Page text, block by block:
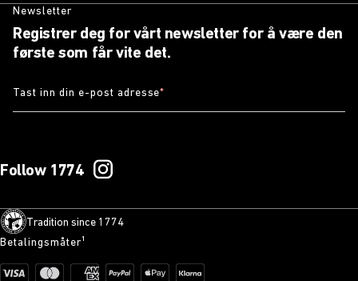
Newsletter
Registrer deg for vårt newsletter for å være den
første som får vite det.
Tast inn din e-post adresse*
Follow 1774
Tradition since 1774
Betalingsmåter¹